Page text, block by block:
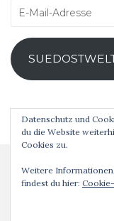
E-
Adresse
Datenschutz und
du die Website
Cookies zu.
Weitere
findest du hier:
Analog ist schöner! ©